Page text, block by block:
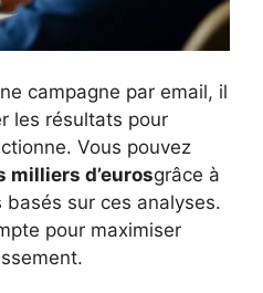
campagne par email, il
les résultats pour
Vous pouvez
milliers d’eurosgrâce à
sur ces analyses.
pour maximiser